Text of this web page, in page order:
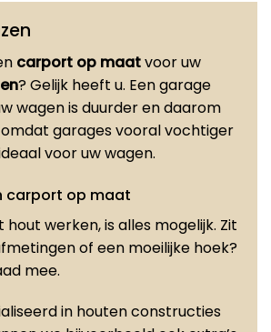
carport op maatvoor uw
? Gelijk heeft u. Een garage
wagen is duurder en daarom
garages vooral vochtiger
voor uw wagen.
carport op maat
werken, is alles mogelijk. Zit
of een moeilijke hoek?
mee.
in houten constructies